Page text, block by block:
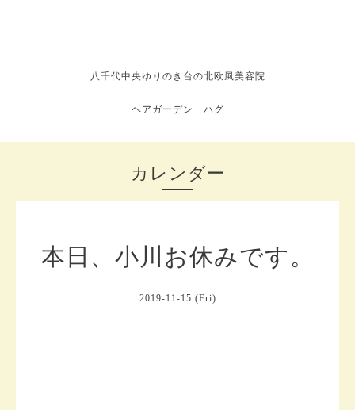
八千代中央ゆりのき台の北欧風美容院
ヘアガーデン ハグ
カレンダー
本日、小川お休みです。
2019-11-15 (Fri)